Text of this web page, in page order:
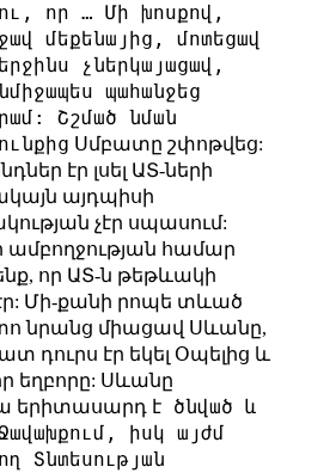
որ … Մի խոսքով,
մեքենայից, մոտեցավ
չներկայացավ,
պահանջեց
Շշմած նման
Սմբատը շփոթվեց:
էր լսել ԱՏ-ների
այդպիսի
չէր սպասում:
համար
որ ԱՏ-ն թեթևակի
Մի-քանի րոպե տևած
նրանց միացավ Սևանը,
դուրս էր եկել Օպելից և
եղբորը: Սևանը
երիտասարդ էծնված և
իսկ այժմ
Տնտեսության